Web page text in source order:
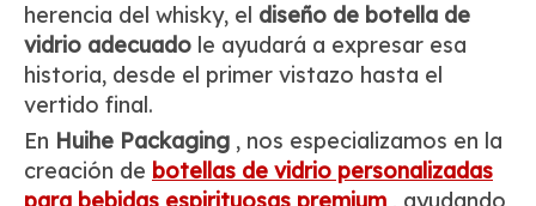
herencia del whisky, el diseño de botella de
vidrio adecuado le ayudará a expresar esa
historia, desde el primer vistazo hasta el
vertido final.
En Huihe Packaging , nos especializamos en la
creación de botellas de vidrio personalizadas